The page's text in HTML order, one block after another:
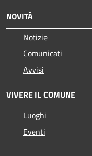
NOVITÀ
Notizie
Comunicati
Avvisi
VIVERE IL COMUNE
Luoghi
Eventi